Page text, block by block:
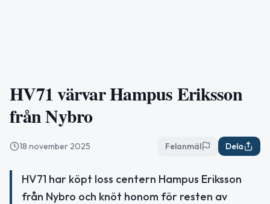
HV71 värvar Hampus Eriksson
från Nybro
18 november 2025 Felanmäl Dela
HV71 har köpt loss centern Hampus Eriksson
från Nybro och knöt honom för resten av